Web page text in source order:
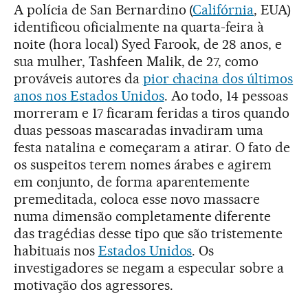
A polícia de San Bernardino (Califórnia, EUA)
identificou oficialmente na quarta-feira à
noite (hora local) Syed Farook, de 28 anos, e
sua mulher, Tashfeen Malik, de 27, como
prováveis autores da pior chacina dos últimos
anos nos Estados Unidos. Ao todo, 14 pessoas
morreram e 17 ficaram feridas a tiros quando
duas pessoas mascaradas invadiram uma
festa natalina e começaram a atirar. O fato de
os suspeitos terem nomes árabes e agirem
em conjunto, de forma aparentemente
premeditada, coloca esse novo massacre
numa dimensão completamente diferente
das tragédias desse tipo que são tristemente
habituais nos Estados Unidos. Os
investigadores se negam a especular sobre a
motivação dos agressores.